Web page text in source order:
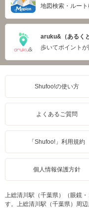
地図検索・ルー
aruku&（あるくと
歩いてポイントが
Shufoo!の使い方
よくあるご質問
「Shufoo!」利用規約
個人情報保護方針
上総清川駅（千葉県）（眼鏡
す。上総清川駅（千葉県）周